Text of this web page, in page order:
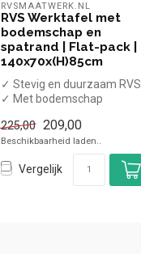
RVSMAATWERK.NL
RVS Werktafel met
bodemschap en
spatrand | Flat-pack |
140x70x(H)85cm
✓ Stevig en duurzaam RVS
✓ Met bodemschap
✓ Verstelbare poten
...
225,00 209,00
Beschikbaarheid laden..
Vergelijk